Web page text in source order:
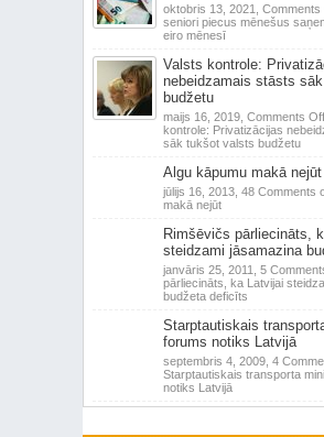
oktobris 13, 2021, Comments
seniori piecus mēnešus
eiro mēnesī
Valsts kontrole:
nebeidzamais stāsts
budžetu
maijs 16, 2019, Comments Off
kontrole: Privatizācijas
sāk tukšot valsts budžetu
Algu kāpumu makā nejūt
jūlijs 16, 2013, 48 Comments
makā nejūt
Rimšēvičs pārliecināts,
steidzami jāsamazina
janvāris 25, 2011, 5
pārliecināts, ka Latvijai
budžeta deficīts
Starptautiskais
forums notiks Latvijā
septembris 4, 2009, 4
Starptautiskais transporta
notiks Latvijā